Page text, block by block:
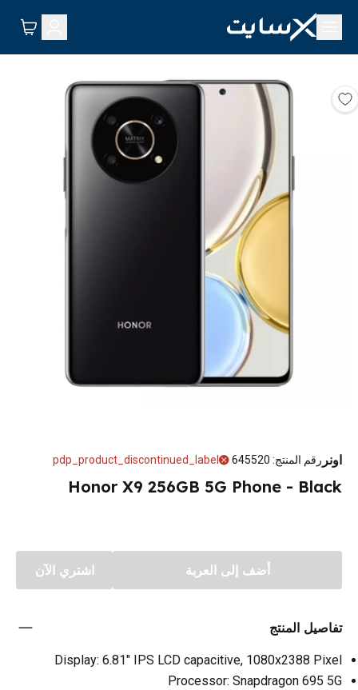
اونر رقم المنتج:
645520
pdp_product_discontinued_label
Honor X9 256GB 5G Phone - Black
أضف إلى العربة اشتري الآن
تفاصيل المنتج
Display: 6.81" IPS LCD capacitive, 1080x2388 Pixel
Processor: Snapdragon 695 5G